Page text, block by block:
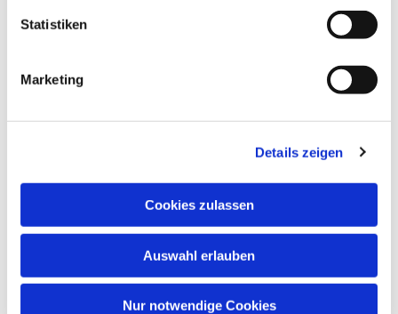
Statistiken
Marketing
Details zeigen
Cookies zulassen
Auswahl erlauben
Nur notwendige Cookies